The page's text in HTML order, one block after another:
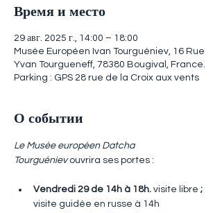
Время и место
29 авг. 2025 г., 14:00 – 18:00
Musée Européen Ivan Tourguéniev, 16 Rue
Yvan Tourgueneff, 78380 Bougival, France.
Parking : GPS 28 rue de la Croix aux vents
О событии
Le Musée européen Datcha
Tourguéniev ouvrira ses portes :
Vendredi 29 de 14h à 18h. visite libre ;
visite guidée en russe à 14h